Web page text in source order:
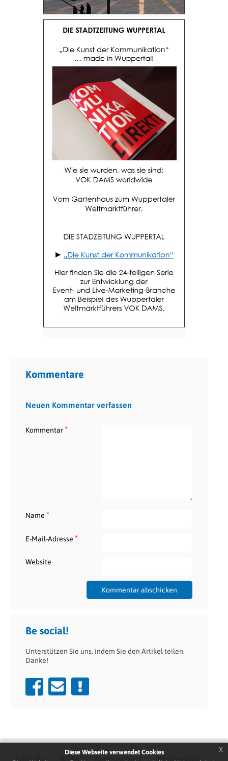
Kommentare
Neuen Kommentar verfassen
Kommentar*
Name *
E-Mail-Adresse *
Website
Be social!
Unterstützen Sie uns, indem Sie den Artikel teilen.
Danke!
Kontakt AGBs Datenschutz Impressum
Diese Webseite verwendet Cookies
x